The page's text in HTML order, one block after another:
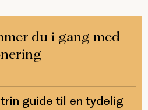
du i gang med
guide til en tydelig